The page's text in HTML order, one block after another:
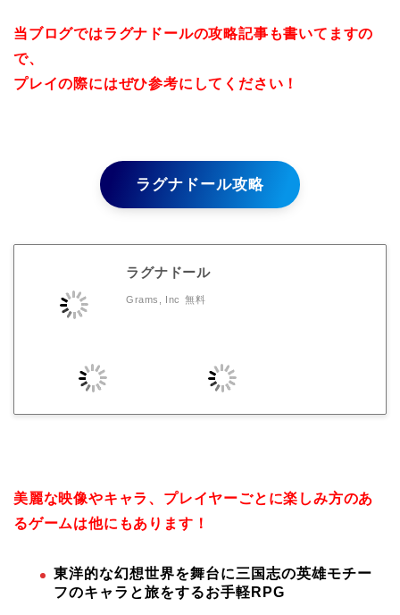
当ブログではラグナドールの攻略記事も書いてますの
で、
プレイの際にはぜひ参考にしてください！
ラグナドール攻略
ラグナドール
Grams, Inc 無料
美麗な映像やキャラ、プレイヤーごとに楽しみ方のあ
るゲームは他にもあります！
東洋的な幻想世界を舞台に三国志の英雄モチー
フのキャラと旅をするお手軽RPG